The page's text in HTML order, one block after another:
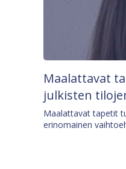
Maalattavat
julkisten
Maalattavat tapetit
erinomainen